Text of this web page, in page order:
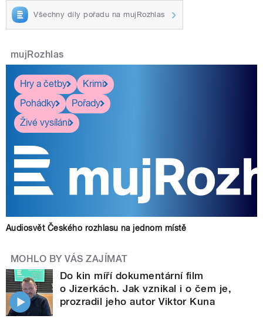
Všechny díly pořadu na mujRozhlas
mujRozhlas
Hry a četby
Krimi
Pohádky
Pořady
Živé vysílání
Audiosvět Českého rozhlasu na jednom místě
MOHLO BY VÁS ZAJÍMAT
Do kin míří dokumentární film
o Jizerkách. Jak vznikal i o čem je,
prozradil jeho autor Viktor Kuna